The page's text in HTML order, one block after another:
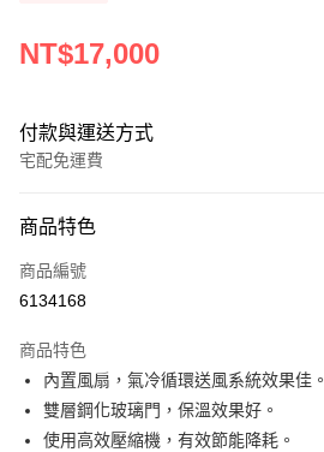
NT$17,000
付款與運送方式
宅配免運費
信用卡一次付款
LINE Pay
街口支付
悠遊付
商品特色
商品編號
6134168
商品特色
內置風扇，氣冷循環送風系統效果佳。
雙層鋼化玻璃門，保溫效果好。
使用高效壓縮機，有效節能降耗。